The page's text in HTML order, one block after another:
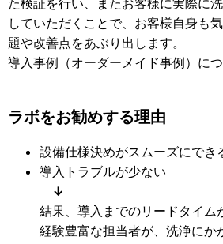
た検証を行い、またお客様に実際に
していただくことで、お客様自身も
題や改善点をあぶり出します。
導入事例（オーダーメイド事例）に
ラボをお勧めする理由
設備仕様決めがスムーズにでき
導入トラブルが少ない
↓
結果、導入までのリードタイム
経験豊富な担当者が、洗浄にか